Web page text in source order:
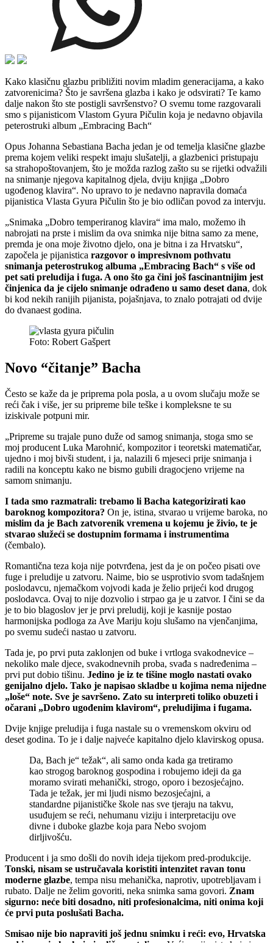
Kako klasičnu glazbu približiti novim mladim generacijama, a kako
zatvorenicima? Što je savršena glazba i kako je odsvirati? Te kamo
dalje nakon što ste postigli savršenstvo? O svemu tome razgovarali
smo s pijanisticom Vlastom Gyura Pičulin koja je nedavno objavila
peterostruki album „Embracing Bach“
Opus Johanna Sebastiana Bacha jedan je od temelja klasične glazbe
prema kojem veliki respekt imaju slušatelji, a glazbenici pristupaju
sa strahopoštovanjem, što je možda razlog zašto su se rijetki odvažili
na snimanje njegova kapitalnog djela, dviju knjiga „Dobro
ugođenog klavira“. No upravo to je nedavno napravila domaća
pijanistica Vlasta Gyura Pičulin što je bio odličan povod za intervju.
„Snimaka „Dobro temperiranog klavira“ ima malo, možemo ih
nabrojati na prste i mislim da ova snimka nije bitna samo za mene,
premda je ona moje životno djelo, ona je bitna i za Hrvatsku“,
započela je pijanistica razgovor o impresivnom pothvatu
snimanja peterostrukog albuma „Embracing Bach“ s više od
pet sati preludija i fuga. A ono što ga čini još fascinantnijim jest
činjenica da je cijelo snimanje odrađeno u samo deset dana, dok
bi kod nekih ranijih pijanista, pojašnjava, to znalo potrajati od dvije
do dvanaest godina.
Foto: Robert Gašpert
Novo “čitanje” Bacha
Često se kaže da je priprema pola posla, a u ovom slučaju može se
reći čak i više, jer su pripreme bile teške i kompleksne te su
iziskivale potpuni mir.
„Pripreme su trajale puno duže od samog snimanja, stoga smo se
moj producent Luka Marohnić, kompozitor i teoretski matematičar,
ujedno i moj bivši student, i ja, nalazili 6 mjeseci prije snimanja i
radili na konceptu kako ne bismo gubili dragocjeno vrijeme na
samom snimanju.
I tada smo razmatrali: trebamo li Bacha kategorizirati kao
baroknog kompozitora? On je, istina, stvarao u vrijeme baroka, no
mislim da je Bach zatvorenik vremena u kojemu je živio, te je
stvarao služeći se dostupnim formama i instrumentima
(čembalo).
Romantična teza koja nije potvrđena, jest da je on počeo pisati ove
fuge i preludije u zatvoru. Naime, bio se usprotivio svom tadašnjem
poslodavcu, njemačkom vojvodi kada je želio prijeći kod drugog
poslodavca. Ovaj to nije dozvolio i strpao ga je u zatvor. I čini se da
je to bio blagoslov jer je prvi preludij, koji je kasnije postao
harmonijska podloga za Ave Mariju koju slušamo na vjenčanjima,
po svemu sudeći nastao u zatvoru.
Tada je, po prvi puta zaklonjen od buke i vrtloga svakodnevice –
nekoliko male djece, svakodnevnih proba, svađa s nadređenima –
prvi put dobio tišinu. Jedino je iz te tišine moglo nastati ovako
genijalno djelo. Tako je napisao skladbe u kojima nema nijedne
„loše“ note. Sve je savršeno. Zato su interpreti toliko obuzeti i
očarani „Dobro ugođenim klavirom“, preludijima i fugama.
Dvije knjige preludija i fuga nastale su o vremenskom okviru od
deset godina. To je i dalje najveće kapitalno djelo klavirskog opusa.
Da, Bach je“ težak“, ali samo onda kada ga tretiramo
kao strogog baroknog gospodina i robujemo ideji da ga
moramo svirati mehanički, strogo, oporo i bezosjećajno.
Tada je težak, jer mi ljudi nismo bezosjećajni, a
standardne pijanističke škole nas sve tjeraju na takvu,
usuđujem se reći, nehumanu viziju i interpretaciju ove
divne i duboke glazbe koja para Nebo svojom
dirljivošću.
Producent i ja smo došli do novih ideja tijekom pred-produkcije.
Tonski, nisam se ustručavala koristiti intenzitet ravan tonu
moderne glazbe, tempa nisu mehanička, naprotiv, upotrebljavam i
rubato. Dalje ne želim govoriti, neka snimka sama govori. Znam
sigurno: neće biti dosadno, niti profesionalcima, niti onima koji
će prvi puta poslušati Bacha.
Smisao nije bio napraviti još jednu snimku i reći: evo, Hrvatska